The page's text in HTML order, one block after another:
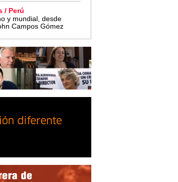
/ Perú
y mundial, desde
Campos Gómez